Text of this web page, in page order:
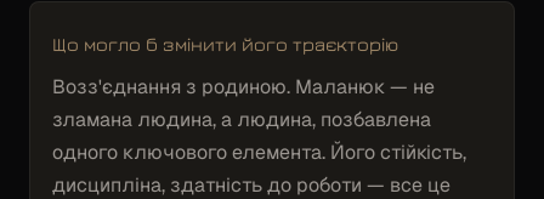
Що могло б змінити його траєкторію
Возз'єднання з родиною. Маланюк — не
зламана людина, а людина, позбавлена
одного ключового елемента. Його стійкість,
дисципліна, здатність до роботи — все це